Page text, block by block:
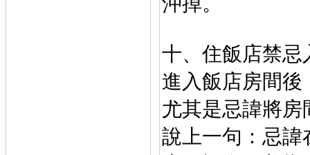
十、住飯店禁忌
進入飯店房間
尤其是忌諱將房
說上一句 ：忌